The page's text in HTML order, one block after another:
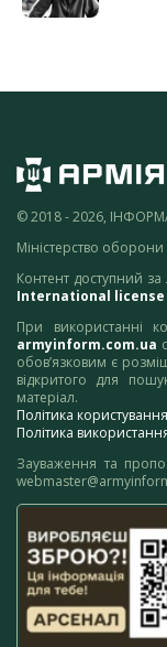
© 2018 - 2026,
Міністерство оборони
Контент доступний за
International license
При використанні
armyinform.com.ua
обов’язковим є
відкритого для
матеріал.
Політика
Політика
Зауваження та